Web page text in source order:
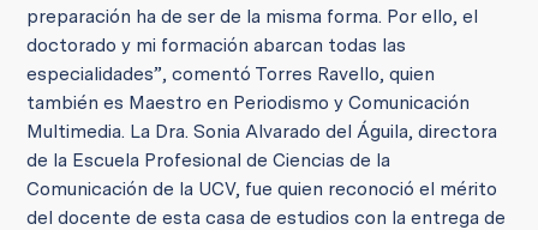
preparación ha de ser de la misma forma. Por ello, el
doctorado y mi formación abarcan todas las
especialidades”, comentó Torres Ravello, quien
también es Maestro en Periodismo y Comunicación
Multimedia. La Dra. Sonia Alvarado del Águila, directora
de la Escuela Profesional de Ciencias de la
Comunicación de la UCV, fue quien reconoció el mérito
del docente de esta casa de estudios con la entrega de